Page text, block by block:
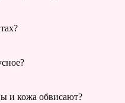
и кожа обвисают?